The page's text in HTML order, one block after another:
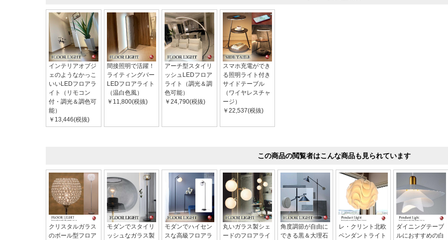
インテリアオブジ
ェのようなかっこ
いいLEDフロアラ
イト（リモコン
付・調光＆調色可
能）
￥13,446(税抜)
間接照明で活躍！
ライティングバー
LEDフロアライト
（温白色風）
￥11,800(税抜)
アーチ型スタイリ
ッシュLEDフロア
ライト（調光＆調
色可能）
￥24,790(税抜)
スマホ充電ができ
る照明ライト付き
サイドテーブル
（ワイヤレスチャ
ージ）
￥22,537(税抜)
この商品の閲覧者はこんな商品も見られています
クリスタルガラス
のボール型フロア
モダンでスタイリ
ッシュなガラス製
モダンでハイセン
スな高級フロアラ
丸いガラス製シェ
ードのフロアライ
角度調節が自由に
できる黒＆大理石
レ・クリント北欧
ペンダントライト
ダイニングテーブ
ルにおすすめの白